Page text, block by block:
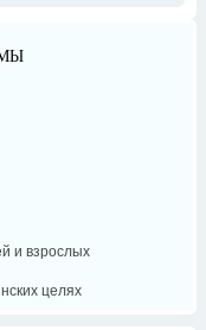
и взрослых
целях